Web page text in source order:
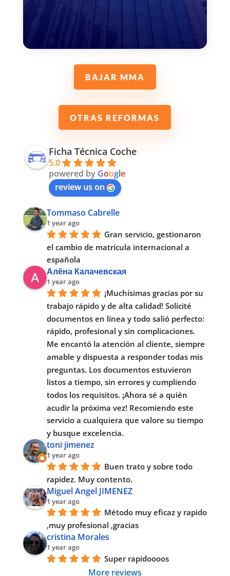
BAJAR MMA
OTRAS REFORMAS
Ficha Técnica Coche
5.0
powered by Google
review us on
Tommaso Cabrelle
1 year ago
Gran servicio, gestionaron
el cambio de matrícula internacional a
española
Алёна Калачевская
1 year ago
¡Muchísimas gracias por su
trabajo rápido y de alta calidad! Solicité
documentos en línea y todo salió perfecto:
rápido, profesional y sin complicaciones.
Me encantó la atención al cliente, siempre
amable y dispuesta a responder todas mis
preguntas. Los documentos estuvieron
listos a tiempo, sin errores y cumpliendo
todos los requisitos. ¡Ahora sé a quién
acudir la próxima vez! Recomiendo este
servicio a cualquiera que valore su tiempo
y busque excelencia.
toni jimenez
1 year ago
Buen trato y sobre todo
rapidez. Muy contento.
Miguel Angel JIMENEZ
1 year ago
Método muy eficaz y rapido
,muy profesional ,gracias
cristina Morales
1 year ago
Super rapidoooos
More reviews